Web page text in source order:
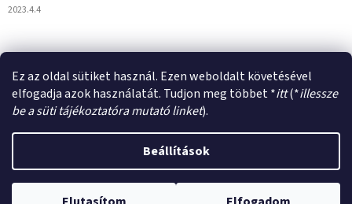
Ez az oldal sütiket használ. Ezen weboldalt követésével
elfogadja azok használatát. Tudjon meg többet *itt(*illessze
be a süti tájékoztatóra mutató linket).
Beállítások
2023.4.4
Copyright 2026VULPIROKA.HU. Minden jog fenntartva.Süti